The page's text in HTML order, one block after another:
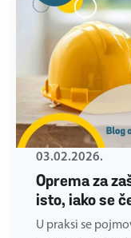
Oprema za
isto, iako se
03.02.2026.
U praksi se